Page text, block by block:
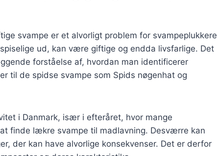
svampe er et alvorligt problem for svampeplukkere
ud, kan være giftige og endda livsfarlige. Det
forståelse af, hvordan man identificerer
til de spidse svampe som Spids nøgenhat og
i Danmark, især i efteråret, hvor mange
finde lækre svampe til madlavning. Desværre kan
der kan have alvorlige konsekvenser. Det er derfor